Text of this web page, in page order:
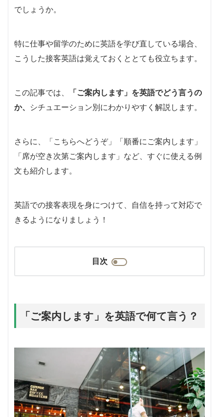
でしょうか。
特に仕事や留学のために英語を学び直している場合、
こうした接客英語は覚えておくととても役立ちます。
この記事では、
「ご案内します」を英語でどう言うの
か、 シチュエーション別にわかりやすく解説します。
さらに、「こちらへどうぞ」「順番にご案内します」
「席が空き次第ご案内します」など、すぐに使える例
文も紹介します。
英語での接客表現を身につけて、自信を持って対応で
きるようになりましょう！
目次
「ご案内します」を英語で何て言う？